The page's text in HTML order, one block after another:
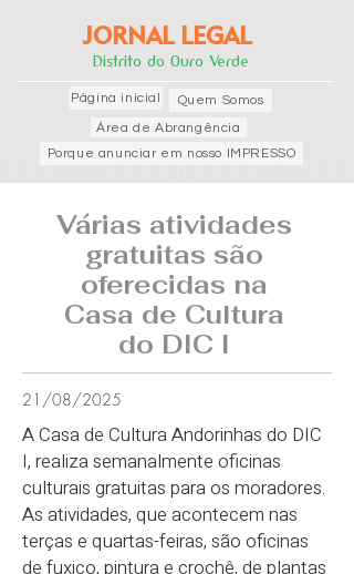
JORNAL LEGAL
Distrito do Ouro Verde
Página inicial
Porque anunciar em nosso IMPRESSO
Área de Abrangência
Quem Somos
Várias atividades
gratuitas são
oferecidas na
Casa de Cultura
do DIC I
21/08/2025
A Casa de Cultura Andorinhas do DIC
I, realiza semanalmente oficinas
culturais gratuitas para os moradores.
As atividades, que acontecem nas
terças e quartas-feiras, são oficinas
de fuxico, pintura e crochê, de plantas